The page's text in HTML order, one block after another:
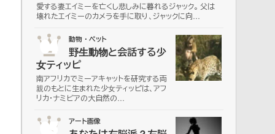
愛する妻エイミーを亡くし悲しみに暮れるジャック。 父は
壊れたエイミーのカメラを手に取り、ジャックに向…
04 動物・ペット
野生動物と会話する少
女ティッピ
南アフリカでミーアキャットを研究する両
親のもとに生まれた少女ティッピは、アフ
リカ・ナミビアの大自然の…
05 アート画像